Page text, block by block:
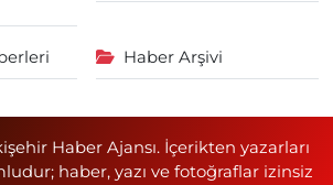
Haber Arşivi
Haber Ajansı. İçerikten yazarları
haber, yazı ve fotoğraflar izinsiz